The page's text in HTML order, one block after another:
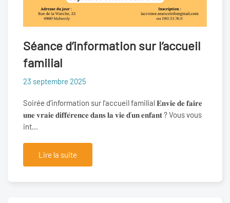
Séance d’information sur l’accueil
familial
23 septembre 2025
Soirée d’information sur l’accueil familial 𝐄𝐧𝐯𝐢𝐞 𝐝𝐞 𝐟𝐚𝐢𝐫𝐞
𝐮𝐧𝐞 𝐯𝐫𝐚𝐢𝐞 𝐝𝐢𝐟𝐟𝐞́𝐫𝐞𝐧𝐜𝐞 𝐝𝐚𝐧𝐬 𝐥𝐚 𝐯𝐢𝐞 𝐝’𝐮𝐧 𝐞𝐧𝐟𝐚𝐧𝐭 ? Vous vous
int…
Lire la suite